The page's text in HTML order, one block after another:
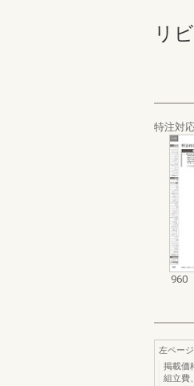
リ
特注対
960
左ペー
掲載価
組立費